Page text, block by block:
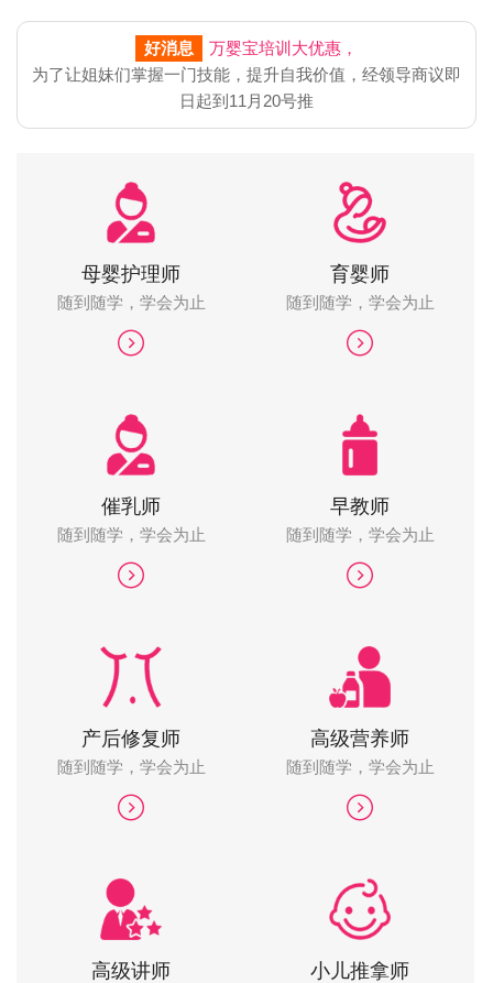
好消息
万婴宝培训大优惠，
为了让姐妹们掌握一门技能，提升自我价值，经领导商议即
日起到11月20号推
母婴护理师
随到随学，学会为止
育婴师
随到随学，学会为止
催乳师
随到随学，学会为止
早教师
随到随学，学会为止
产后修复师
随到随学，学会为止
高级营养师
随到随学，学会为止
高级讲师 小儿推拿师